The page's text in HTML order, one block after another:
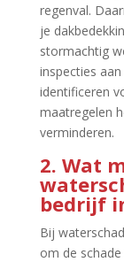
regenval.​
je
stormachtig
inspecties
identificeren
maatregelen
verminderen.​
2.​ Wat
bedrijf
Bij
om de